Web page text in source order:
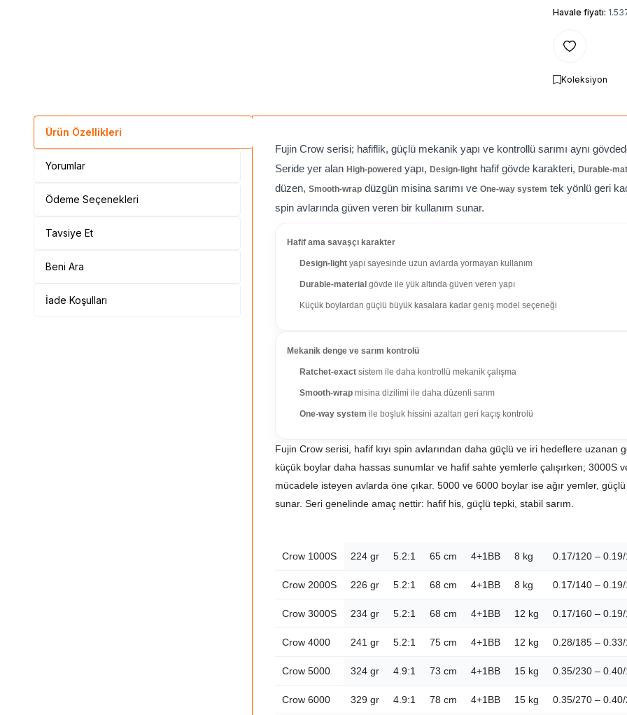
Havale fiyatı:
Favoriye Ekle
Koleksiyon
Ürün Özellikleri
Yorumlar
Ödeme Seçenekleri
Tavsiye Et
Beni Ara
İade Koşulları
Fujin Crow serisi; hafiflik, güçlü mekanik yapı ve kontrollü sarımı aynı
Seride yer alan High-powered yapı, Design-light hafif gövde karakteri, Durable-
düzen, Smooth-wrap düzgün misina sarımı ve One-way system tek yönlü geri
spin avlarında güven veren bir kullanım sunar.
Hafif ama savaşçı karakter
Design-light yapı sayesinde uzun avlarda yormayan kullanım
Durable-material gövde ile yük altında güven veren yapı
Küçük boylardan güçlü büyük kasalara kadar geniş model seçeneği
Mekanik denge ve sarım kontrolü
Ratchet-exact sistem ile daha kontrollü mekanik çalışma
Smooth-wrap misina dizilimi ile daha düzenli sarım
One-way system ile boşluk hissini azaltan geri kaçış kontrolü
Fujin Crow serisi, hafif kıyı spin avlarından daha güçlü ve iri hedeflere uzanan
küçük boylar daha hassas sunumlar ve hafif sahte yemlerle çalışırken;
mücadele isteyen avlarda öne çıkar. 5000 ve 6000 boylar ise ağır yemler,
sunar. Seri genelinde amaç nettir: hafif his, güçlü tepki, stabil sarım.
Crow 1000S 224 gr 5.2:1 65 cm 4+1BB 8 kg 0.17/120 –
Crow 2000S 226 gr 5.2:1 68 cm 4+1BB 8 kg 0.17/140 –
Crow 3000S 234 gr 5.2:1 68 cm 4+1BB 12 kg 0.17/160 –
Crow 4000 241 gr 5.2:1 75 cm 4+1BB 12 kg 0.28/185 –
Crow 5000 324 gr 4.9:1 73 cm 4+1BB 15 kg 0.35/230 –
Crow 6000 329 gr 4.9:1 78 cm 4+1BB 15 kg 0.35/270 –